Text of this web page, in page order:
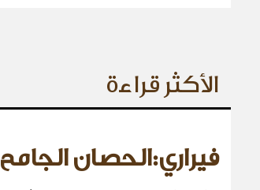
الأكثر قراءة
فيراري:الحصان الجامح